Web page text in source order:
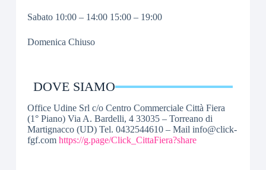
Sabato 10:00 – 14:00 15:00 – 19:00
Domenica Chiuso
DOVE SIAMO
Office Udine Srl c/o Centro Commerciale Città Fiera
(1° Piano) Via A. Bardelli, 4 33035 – Torreano di
Martignacco (UD) Tel. 0432544610 – Mail info@click-
fgf.comhttps://g.page/Click_CittaFiera?share